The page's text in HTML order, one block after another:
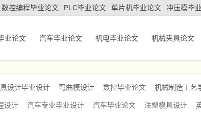
数控编程毕业论文 PLC毕业论文 单片机毕业论文 冲压模毕
业论文 汽车毕业论文 机电毕业论文 机械夹具论文
设计毕业设计 弯曲模设计 数控毕业论文 机械制造工艺
设计 汽车专业毕业设计 汽车毕业论文 注塑模具设计